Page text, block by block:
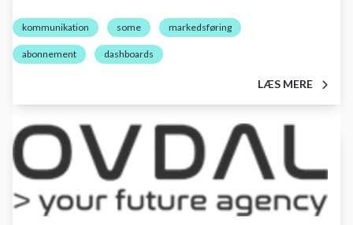
kommunikation some markedsføring
abonnement dashboards
LÆS MERE